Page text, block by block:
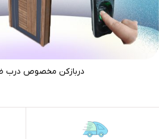
دربازکن مخصوص